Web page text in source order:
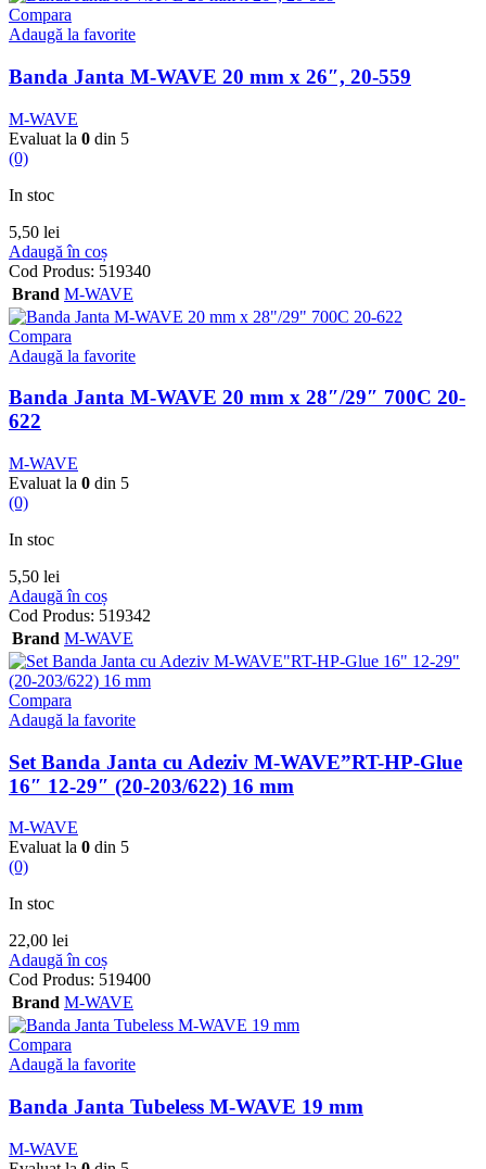
Compara
Adaugă la favorite
Banda Janta M-WAVE 20 mm x 26″, 20-559
M-WAVE
Evaluat la 0 din 5
(0)
In stoc
5,50 lei
Adaugă în coș
Cod Produs: 519340
Brand M-WAVE
Compara
Adaugă la favorite
Banda Janta M-WAVE 20 mm x 28″/29″ 700C 20-
622
M-WAVE
Evaluat la 0 din 5
(0)
In stoc
5,50 lei
Adaugă în coș
Cod Produs: 519342
Brand M-WAVE
Compara
Adaugă la favorite
Set Banda Janta cu Adeziv M-WAVE”RT-HP-Glue
16″ 12-29″ (20-203/622) 16 mm
M-WAVE
Evaluat la 0 din 5
(0)
In stoc
22,00 lei
Adaugă în coș
Cod Produs: 519400
Brand M-WAVE
Compara
Adaugă la favorite
Banda Janta Tubeless M-WAVE 19 mm
M-WAVE